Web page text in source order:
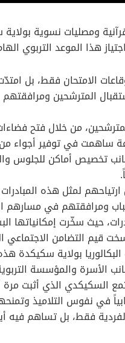
ومصليات نسوية بولاية
بولاية سكيكدة على مراكز الإجراء
المترشحين
من خلال فتح
في توفير أجواء من
تخصيص أماكن للجلوس
لمثل هذه
ومرافقتهم في مسارهم
حيث سخّرت إمكانياتها
التضامن الاجتماعي
الأسرة والمؤسسة
السكيكدي الذي أثبت مرة
في نفوس التلاميذ
فقط، بل تساهم فيه